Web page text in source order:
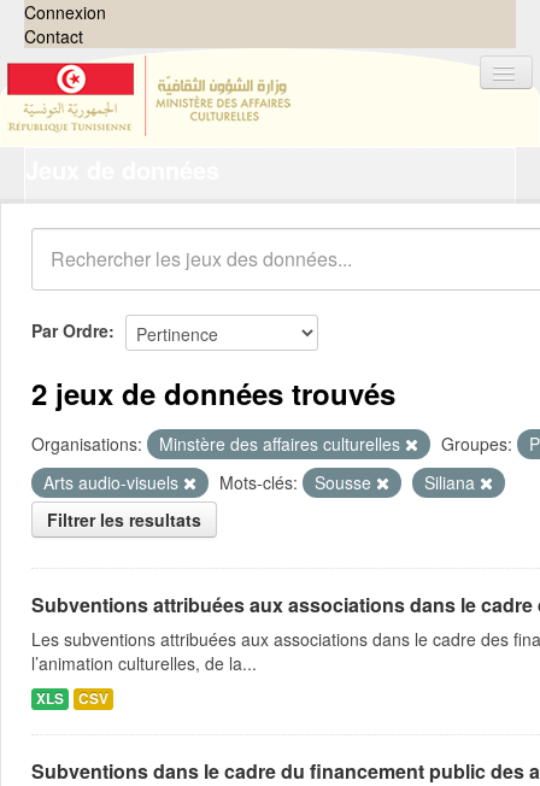
Connexion
Contact
Organisations
Groupes
Demandes 0
À propos
Par Ordre
2 jeux de données trouvés
Organisations: Minstère des affaires culturelles Groupes:
Arts audio-visuels
Mots-clés: Sousse
Siliana
Filtrer les resultats
Subventions attribuées aux associations dans le
Les subventions attribuées aux associations dans le cadre des
l’animation culturelles, de la...
XLS CSV
Subventions dans le cadre du financement public des